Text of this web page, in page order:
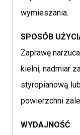
wymieszania.
SPOSÓB
Zaprawę
kielni, nadmiar
styropianową
powierzchni
WYDAJNOŚĆ